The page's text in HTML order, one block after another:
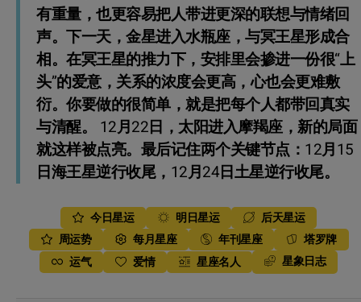
有重量，也更容易把人带进更深的联想与情绪回
声。下一天，金星进入水瓶座，与冥王星形成合
相。在冥王星的推力下，安排里会掺进一份很“上
头”的爱意，关系的浓度会更高，心也会更难敷
衍。你要做的很简单，就是把每个人都带回真实
与清醒。 12月22日，太阳进入摩羯座，新的局面
就这样被点亮。最后记住两个关键节点：12月15
日海王星逆行收尾，12月24日土星逆行收尾。
今日星运 明日星运
后天星运
周运势
每月星座 年刊星座
塔罗牌
运气
爱情 星座名人 星象日志